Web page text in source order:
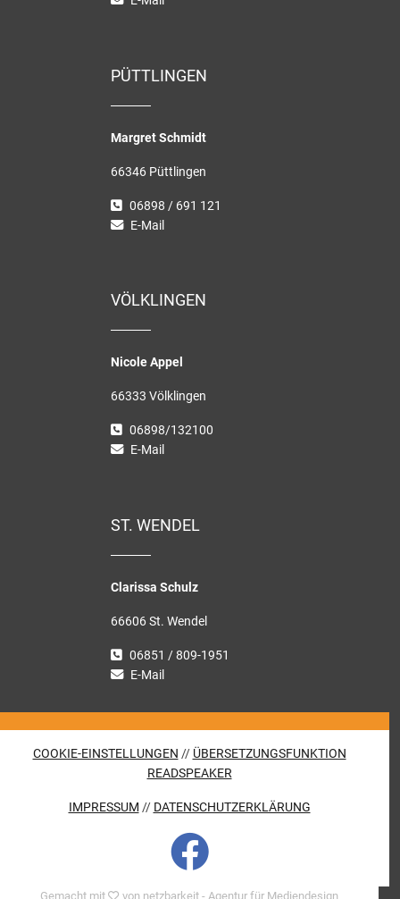
PÜTTLINGEN
Margret Schmidt
66346 Püttlingen
06898 / 691 121
E-Mail
VÖLKLINGEN
Nicole Appel
66333 Völklingen
06898/132100
E-Mail
ST. WENDEL
Clarissa Schulz
66606 St. Wendel
06851 / 809-1951
E-Mail
COOKIE-EINSTELLUNGEN // ÜBERSETZUNGSFUNKTION
READSPEAKER
IMPRESSUM // DATENSCHUTZERKLÄRUNG
Gemacht mit von netzbarkeit - Agentur für Mediendesign